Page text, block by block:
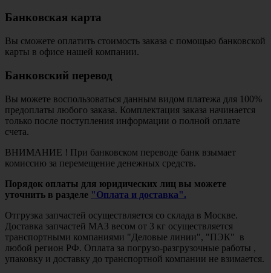
Банковская карта
Вы сможете оплатить стоимость заказа с помощью банковской
карты в офисе нашей компании.
Банковский перевод
Вы можете воспользоваться данным видом платежа для 100%
предоплаты любого заказа. Комплектация заказа начинается
только после поступления информации о полной оплате
счета.
ВНИМАНИЕ ! При банковском переводе банк взымает
комиссию за перемещение денежных средств.
Порядок оплаты для юридических лиц вы можете
уточнить в разделе "Оплата и доставка".
Отгрузка запчастей осуществляется со склада в Москве.
Доставка запчастей МАЗ весом от 3 кг осуществляется
транспортными компаниями "Деловые линии", "ПЭК" в
любой регион РФ. Оплата за погрузо-разгрузочные работы ,
упаковку и доставку до транспортной компании не взимается.